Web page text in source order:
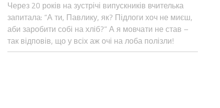
Через 20 років на зустрічі випускників вчителька
запитала: “А ти, Павлику, як? Підлоги хоч не миєш,
аби заробити собі на хліб?” А я мовчати не став –
так відповів, що у всіх аж очі на лоба полізли!